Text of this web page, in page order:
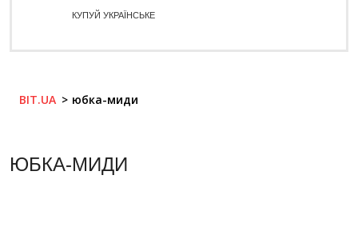
КУПУЙ УКРАЇНСЬКЕ
BIT.UA юбка-миди
ЮБКА-МИДИ